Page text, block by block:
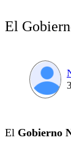
El
El Gobierno